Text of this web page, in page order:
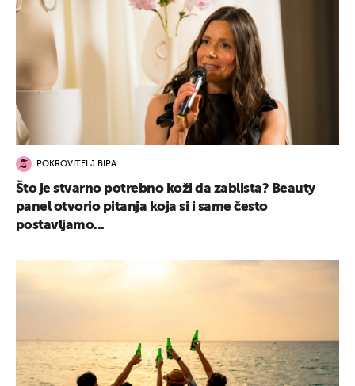
POKROVITELJ BIPA
Što je stvarno potrebno koži da zablista? Beauty
panel otvorio pitanja koja si i same često
postavljamo...